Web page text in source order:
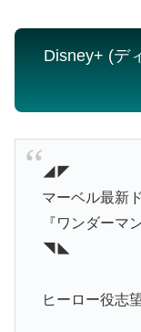
Disney+ (デ
◢◤
マーベル最新
『ワンダーマ
◥◣
ヒーロー役志